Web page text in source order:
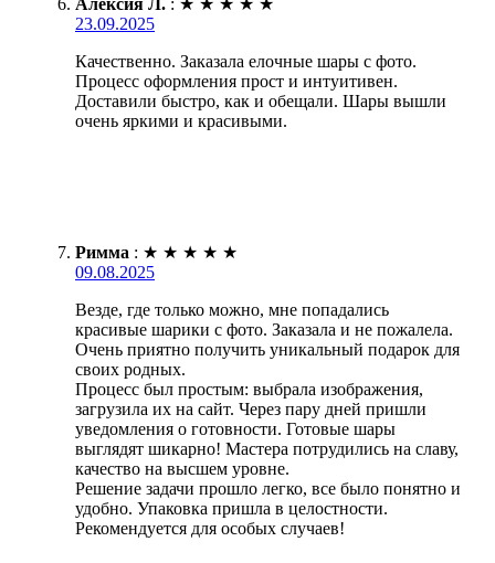
23.09.2025
Качественно. Заказала елочные шары с фото.
Процесс оформления прост и интуитивен.
Доставили быстро, как и обещали. Шары вышли
очень яркими и красивыми.
Римма : ★ ★ ★ ★ ★
09.08.2025
Везде, где только можно, мне попадались
красивые шарики с фото. Заказала и не пожалела.
Очень приятно получить уникальный подарок для
своих родных.
Процесс был простым: выбрала изображения,
загрузила их на сайт. Через пару дней пришли
уведомления о готовности. Готовые шары
выглядят шикарно! Мастера потрудились на славу,
качество на высшем уровне.
Решение задачи прошло легко, все было понятно и
удобно. Упаковка пришла в целостности.
Рекомендуется для особых случаев!